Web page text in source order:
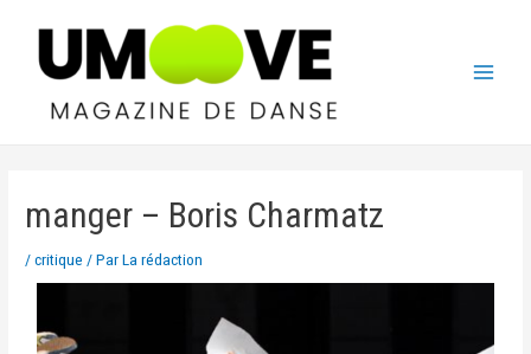
manger – Boris Charmatz
/critique / ParLa rédaction